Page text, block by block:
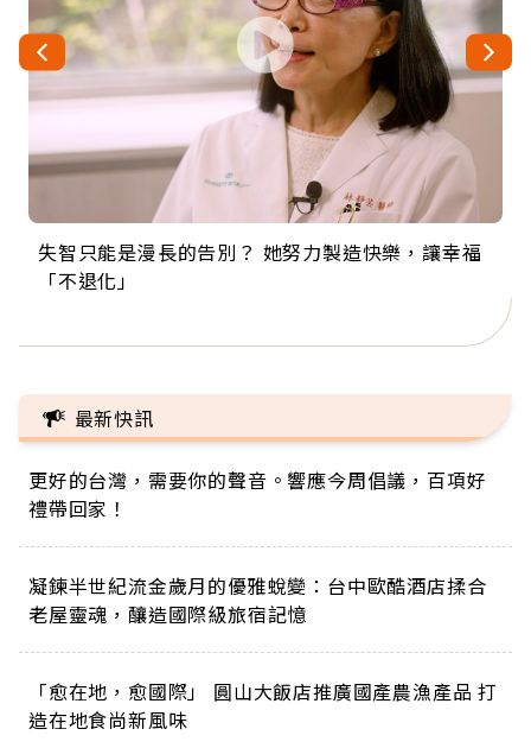
失智只能是漫長的告別？ 她努力製造快樂，讓幸福
「不退化」
來自剛果的巧克力神父 為台灣奉獻36年 「台灣是我
的家，我連作夢都講台語！」
63歲卸矽谷副總、搬回台灣找快樂！「蛋黃哥小
丑」走進安養院，逗樂上萬爺奶：退休後才開始真
104歲打破金氏世界紀錄 成為全球最年長羽球選
手，分享長壽的秘密原來是「這個」
事業巔峰他選擇追夢…黑手阿伯拉小提琴還登上小
巨蛋！連CNN都大讚！
最新快訊
更好的台灣，需要你的聲音。響應今周倡議，百項好
禮帶回家！
凝鍊半世紀流金歲月的優雅蛻變：台中歐酷酒店揉合
老屋靈魂，釀造國際級旅宿記憶
「愈在地，愈國際」 圓山大飯店推廣國產農漁產品 打
造在地食尚新風味